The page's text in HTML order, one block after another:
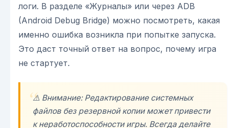
логи. В разделе «Журналы» или через ADB
(Android Debug Bridge) можно посмотреть, какая
именно ошибка возникла при попытке запуска.
Это даст точный ответ на вопрос, почему игра
не стартует.
⚠️ Внимание: Редактирование системных
файлов без резервной копии может привести
к неработоспособности игры. Всегда делайте